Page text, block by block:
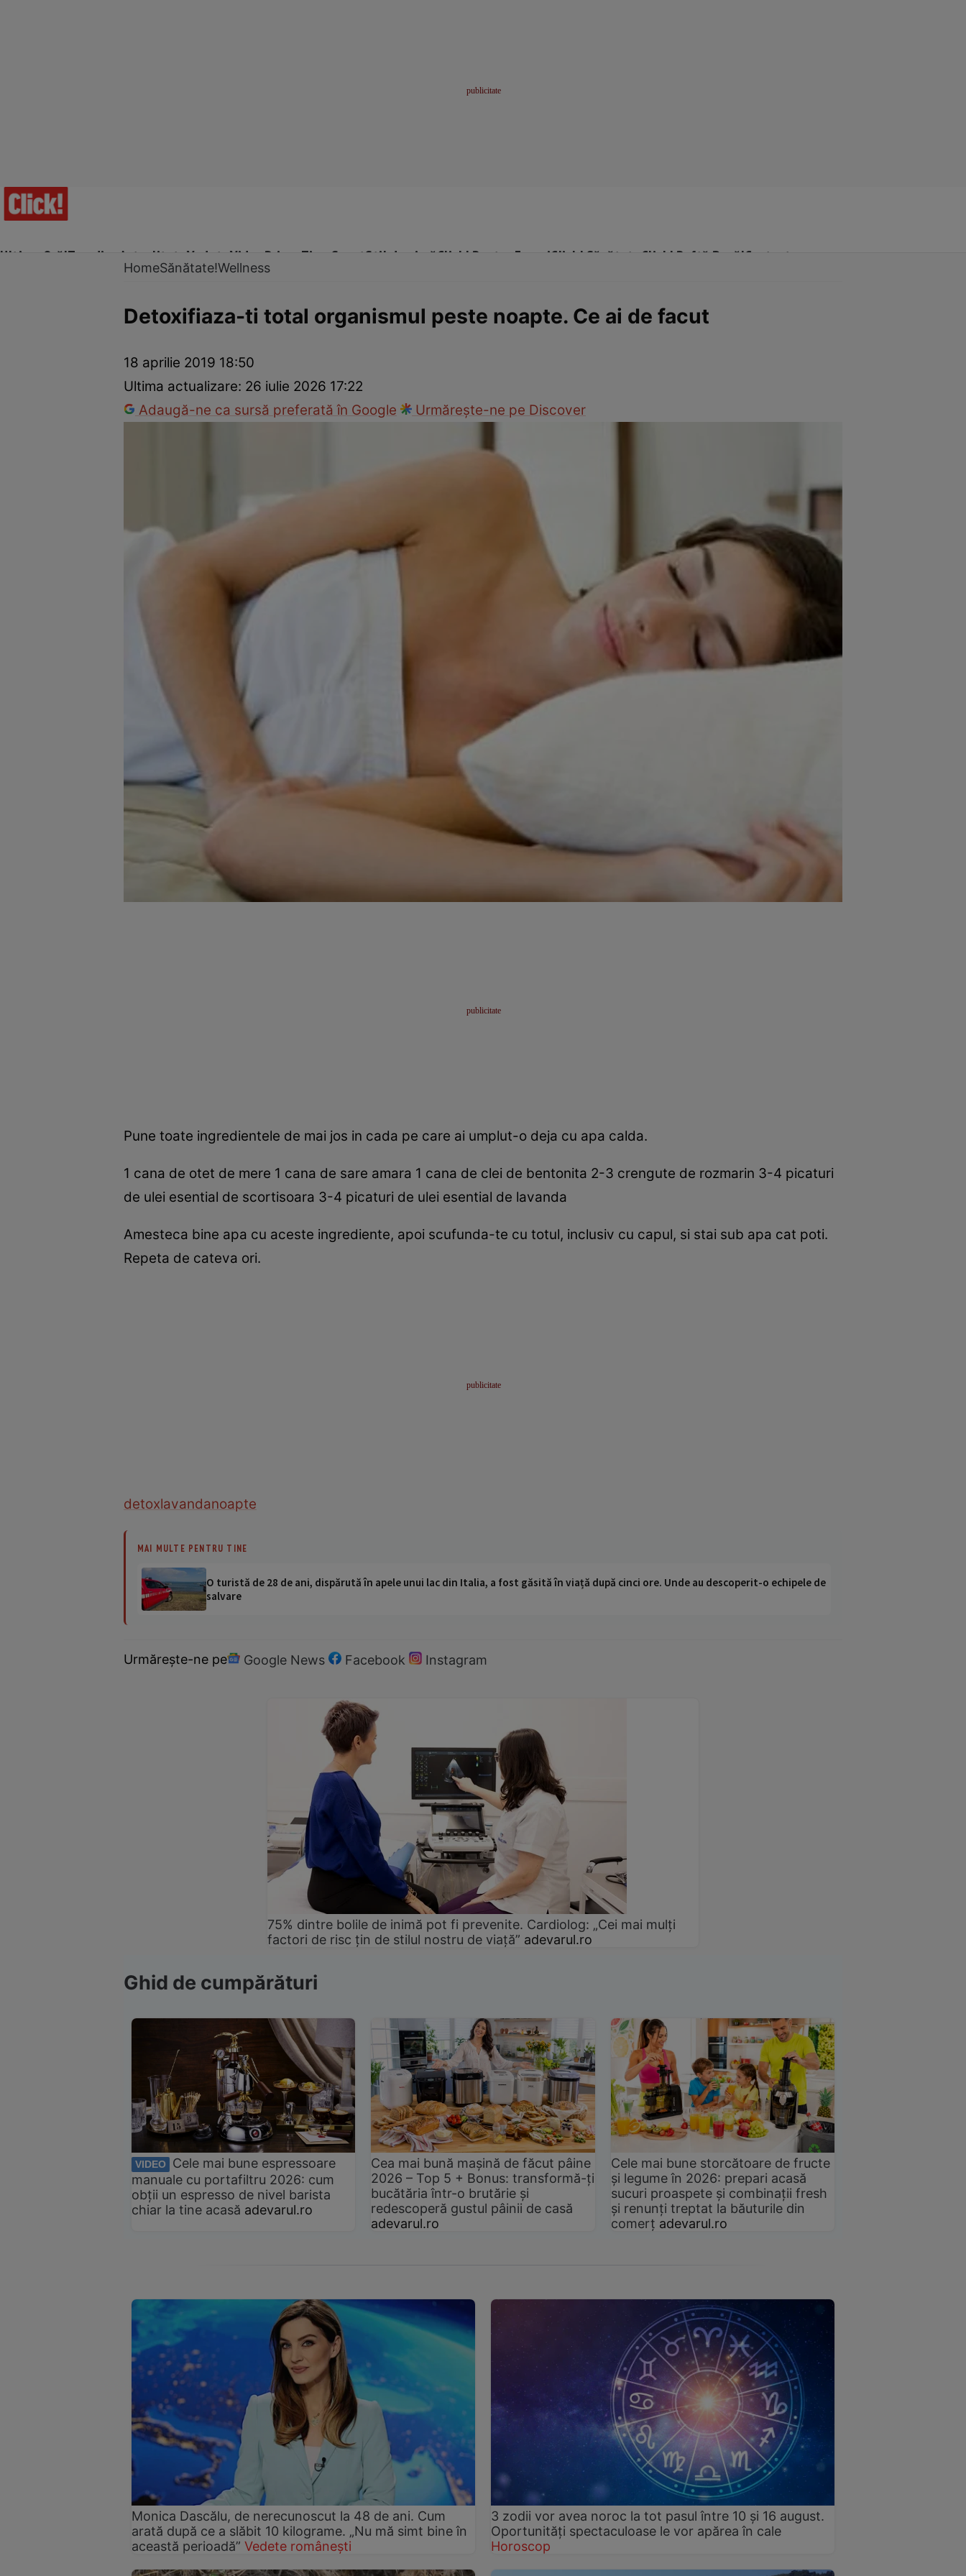
Ultima Oră!Trending Actualitate Vedete Video Prime Time SportStil de viațăClick! Pentru FemeiClick! Sănătate Click! Poftă Bună!Contact
Prevenție și tratamentRemedii naturisteMedicii răspund
HomeSănătate!Wellness
Detoxifiaza-ti total organismul peste noapte. Ce ai de facut
18 aprilie 2019 18:50
Ultima actualizare: 26 iulie 2026 17:22
Adaugă-ne ca sursă preferată în Google
Urmărește-ne pe Discover
Pune toate ingredientele de mai jos in cada pe care ai umplut-o deja cu apa calda.
1 cana de otet de mere 1 cana de sare amara 1 cana de clei de bentonita 2-3 crengute de rozmarin 3-4 picaturi
de ulei esential de scortisoara 3-4 picaturi de ulei esential de lavanda
Amesteca bine apa cu aceste ingrediente, apoi scufunda-te cu totul, inclusiv cu capul, si stai sub apa cat poti.
Repeta de cateva ori.
detoxlavandanoapte
MAI MULTE PENTRU TINE
O turistă de 28 de ani, dispărută în apele unui lac din Italia, a fost găsită în viață după cinci ore. Unde au descoperit-o echipele de
salvare
Urmărește-ne pe Google News Facebook Instagram
75% dintre bolile de inimă pot fi prevenite. Cardiolog: „Cei mai mulți
factori de risc țin de stilul nostru de viață” adevarul.ro
Ghid de cumpărături
VIDEO
Cele mai bune espressoare
manuale cu portafiltru 2026: cum
obții un espresso de nivel barista
chiar la tine acasă adevarul.ro
Cea mai bună mașină de făcut pâine
2026 – Top 5 + Bonus: transformă-ți
bucătăria într-o brutărie și
redescoperă gustul pâinii de casă
adevarul.ro
Cele mai bune storcătoare de fructe
și legume în 2026: prepari acasă
sucuri proaspete și combinații fresh
și renunți treptat la băuturile din
comerț adevarul.ro
Monica Dascălu, de nerecunoscut la 48 de ani. Cum
arată după ce a slăbit 10 kilograme. „Nu mă simt bine în
această perioadă” Vedete românești
3 zodii vor avea noroc la tot pasul între 10 și 16 august.
Oportunități spectaculoase le vor apărea în cale
Horoscop